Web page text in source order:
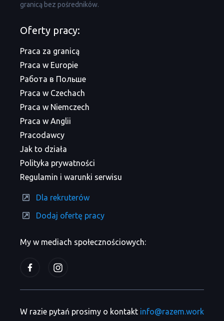
granicą bez pośredników.
My w mediach społecznościowych:
Oferty pracy:
Praca za granicą
Praca w Europie
Работа в Польше
Praca w Czechach
Praca w Niemczech
Praca w Anglii
Pracodawcy
Jak to działa
Polityka prywatności
Regulamin i warunki serwisu
Dla rekruterów
Dodaj ofertę pracy
W razie pytań prosimy o kontakt info@razem.work